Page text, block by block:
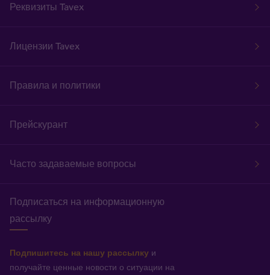
Реквизиты Tavex
Лицензии Tavex
Правила и политики
Прейскурант
Часто задаваемые вопросы
Подписаться на информационную
рассылку
Подпишитесь на нашу рассылку и
получайте ценные новости о ситуации на